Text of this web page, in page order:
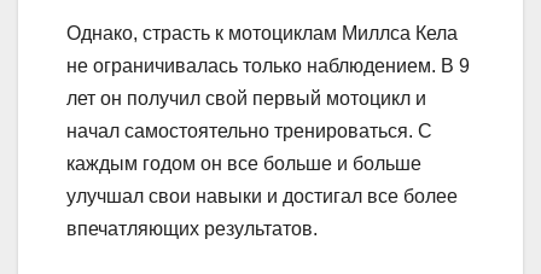
Однако, страсть к мотоциклам Миллса Кела
не ограничивалась только наблюдением. В 9
лет он получил свой первый мотоцикл и
начал самостоятельно тренироваться. С
каждым годом он все больше и больше
улучшал свои навыки и достигал все более
впечатляющих результатов.